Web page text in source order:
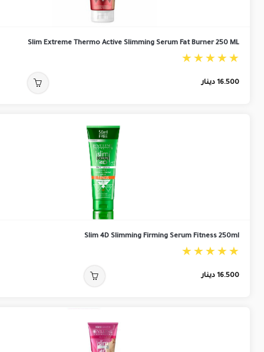
Slim Extreme Thermo Active Slimming Serum Fat Burner 250 ML
16.500 دينار
Slim 4D Slimming Firming Serum Fitness 250ml
16.500 دينار